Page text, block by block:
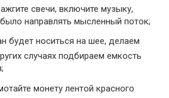
свечи, включите музыку,
направлять мысленный поток;
будет носиться на шее, делаем
случаях подбираем емкость
монету лентой красного